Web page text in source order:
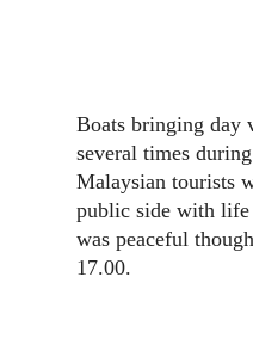
Boats bringing day
several times
Malaysian tourists
public side with life
was peaceful
17.00.